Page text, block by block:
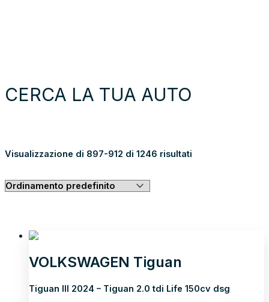
CERCA LA TUA AUTO
Visualizzazione di 897-912 di 1246 risultati
VOLKSWAGEN Tiguan
Tiguan III 2024 – Tiguan 2.0 tdi Life 150cv dsg